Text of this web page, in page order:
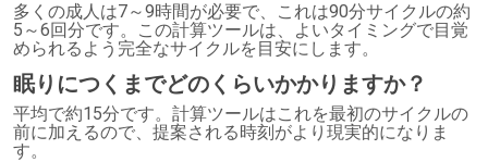
多くの成人は7～9時間が必要で、これは90分サイクルの約
5～6回分です。この計算ツールは、よいタイミングで目覚
められるよう完全なサイクルを目安にします。
眠りにつくまでどのくらいかかりますか？
平均で約15分です。計算ツールはこれを最初のサイクルの
前に加えるので、提案される時刻がより現実的になりま
す。